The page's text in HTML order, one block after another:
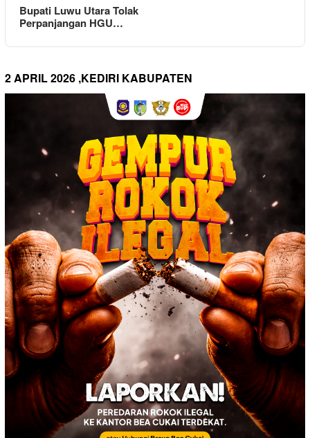
Bupati Luwu Utara Tolak
Perpanjangan HGU…
2 APRIL 2026 ,KEDIRI KABUPATEN